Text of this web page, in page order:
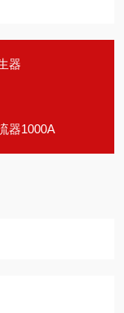
器
器1000A